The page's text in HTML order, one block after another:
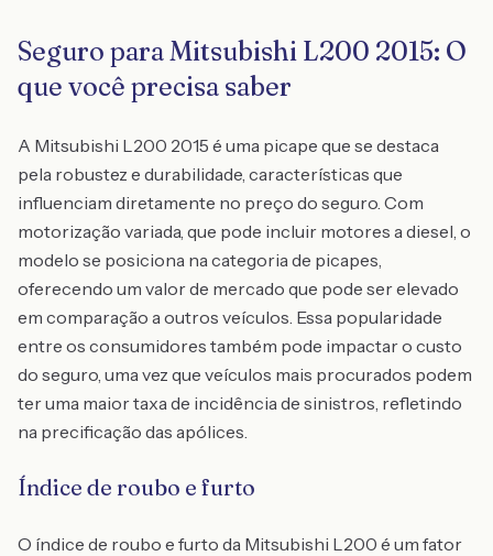
Seguro para Mitsubishi L200 2015: O
que você precisa saber
A Mitsubishi L200 2015 é uma picape que se destaca
pela robustez e durabilidade, características que
influenciam diretamente no preço do seguro. Com
motorização variada, que pode incluir motores a diesel, o
modelo se posiciona na categoria de picapes,
oferecendo um valor de mercado que pode ser elevado
em comparação a outros veículos. Essa popularidade
entre os consumidores também pode impactar o custo
do seguro, uma vez que veículos mais procurados podem
ter uma maior taxa de incidência de sinistros, refletindo
na precificação das apólices.
Índice de roubo e furto
O índice de roubo e furto da Mitsubishi L200 é um fator